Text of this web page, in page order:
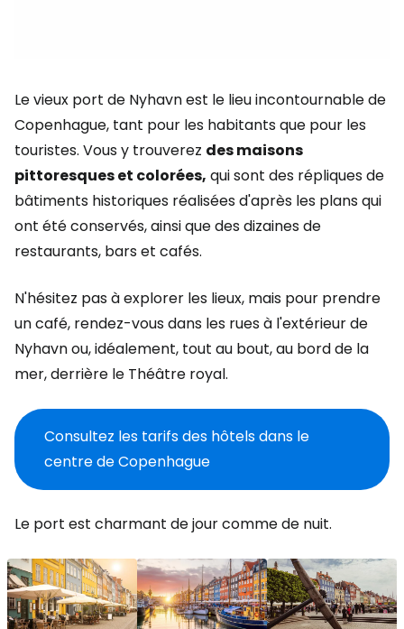
Le vieux port de Nyhavn est le lieu incontournable de
Copenhague, tant pour les habitants que pour les
touristes. Vous y trouverez des maisons
pittoresques et colorées, qui sont des répliques de
bâtiments historiques réalisées d'après les plans qui
ont été conservés, ainsi que des dizaines de
restaurants, bars et cafés.
N'hésitez pas à explorer les lieux, mais pour prendre
un café, rendez-vous dans les rues à l'extérieur de
Nyhavn ou, idéalement, tout au bout, au bord de la
mer, derrière le Théâtre royal.
Consultez les tarifs des hôtels dans le
centre de Copenhague
Le port est charmant de jour comme de nuit.